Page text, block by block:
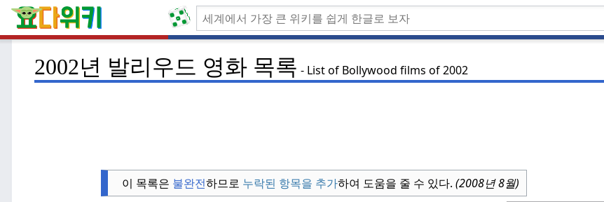
2002년 발리우드 영화 목록 List of Bollywood films of 2002
이 목록은 불완전하므로 누락된 항목을 추가하여 도움을 줄 수 있다. (2008년 8월)